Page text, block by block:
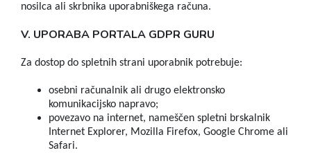
nosilca ali skrbnika uporabniškega računa.
V. UPORABA PORTALA GDPR GURU
Za dostop do spletnih strani uporabnik potrebuje:
osebni računalnik ali drugo elektronsko
komunikacijsko napravo;
povezavo na internet, nameščen spletni brskalnik
Internet Explorer, Mozilla Firefox, Google Chrome ali
Safari.